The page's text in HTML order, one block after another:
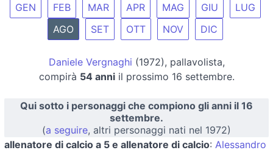
GEN FEB MAR APR MAG GIU
LUG
AGO
SET OTT NOV DIC
Daniele Vergnaghi (1972), pallavolista,
compirà 54 anniil prossimo 16 settembre.
Qui sotto i personaggi che compiono gli anni il 16
settembre.
(a seguire, altri personaggi nati nel 1972)
allenatore di calcio a 5 e allenatore di calcio: Alessandro